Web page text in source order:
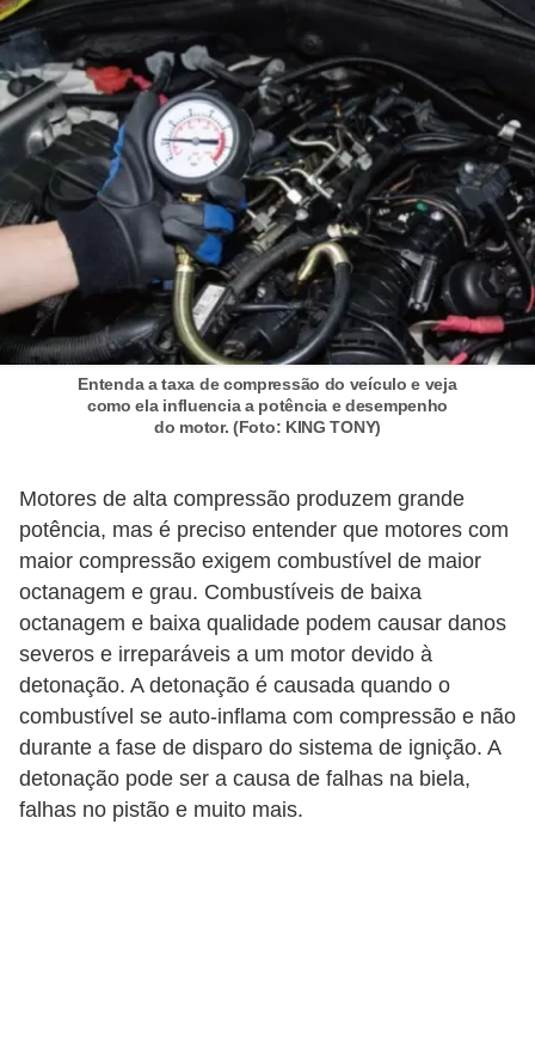
Entenda a taxa de compressão do veículo e veja
como ela influencia a potência e desempenho
do motor. (Foto: KING TONY)
Motores de alta compressão produzem grande
potência, mas é preciso entender que motores com
maior compressão exigem combustível de maior
octanagem e grau. Combustíveis de baixa
octanagem e baixa qualidade podem causar danos
severos e irreparáveis ​​a um motor devido à
detonação. A detonação é causada quando o
combustível se auto-inflama com compressão e não
durante a fase de disparo do sistema de ignição. A
detonação pode ser a causa de falhas na biela,
falhas no pistão e muito mais.
e
e
í
c
u
l
s
M
i
c
a
e
m
a
u
t